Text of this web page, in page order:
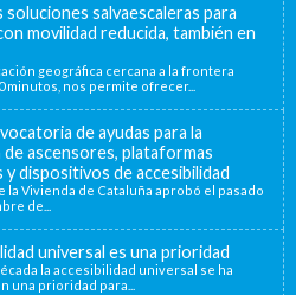
soluciones salvaescaleras para
movilidad reducida, también en
geográfica cercana a la frontera
minutos, nos permite ofrecer...
de ayudas para la
de ascensores, plataformas
y dispositivos de accesibilidad
la Vivienda de Cataluña aprobó el pasado
de...
universal es una prioridad
la accesibilidad universal se ha
una prioridad para...